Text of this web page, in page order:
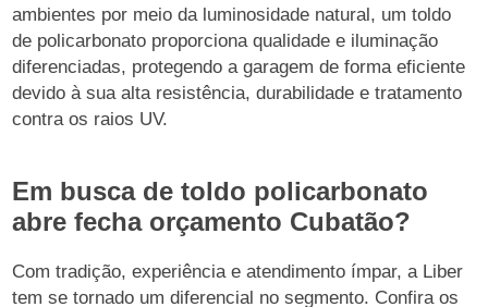
ambientes por meio da luminosidade natural, um toldo
de policarbonato proporciona qualidade e iluminação
diferenciadas, protegendo a garagem de forma eficiente
devido à sua alta resistência, durabilidade e tratamento
contra os raios UV.
Em busca de toldo policarbonato
abre fecha orçamento Cubatão?
Com tradição, experiência e atendimento ímpar, a Liber
tem se tornado um diferencial no segmento. Confira os